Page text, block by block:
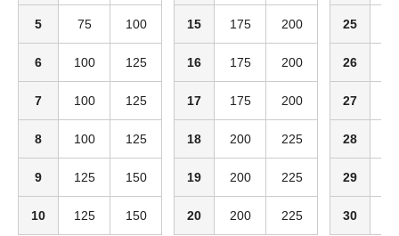
5 75 100
6 100 125
7 100 125
8 100 125
9 125 150
10 125 150
15 175 200
16 175 200
17 175 200
18 200 225
19 200 225
20 200 225
25
26
27
28
29
30